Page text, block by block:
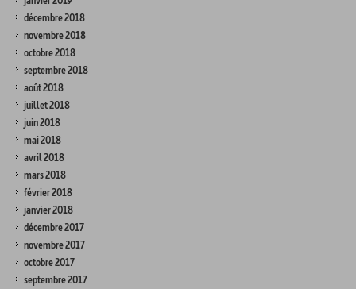
décembre 2018
novembre 2018
octobre 2018
septembre 2018
août 2018
juillet 2018
juin 2018
mai 2018
avril 2018
mars 2018
février 2018
janvier 2018
décembre 2017
novembre 2017
octobre 2017
septembre 2017